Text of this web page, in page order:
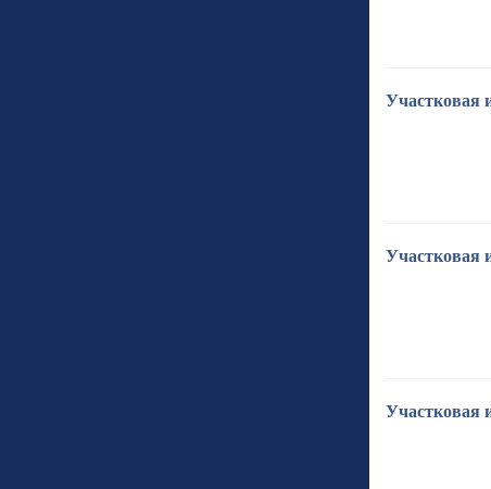
Участковая
Участковая
Участковая